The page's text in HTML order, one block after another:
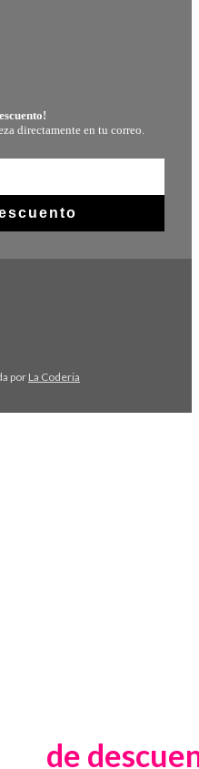
directamente en tu correo.
por La Coderia
de